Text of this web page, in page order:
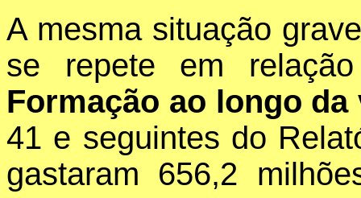
A mesma situação
se repete em
Formação ao longo
41 e seguintes do
gastaram 656,2